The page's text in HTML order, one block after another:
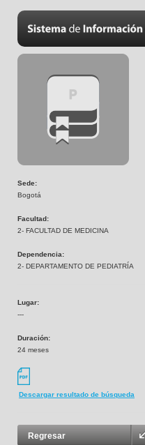
Sede:
Bogotá
Facultad:
2- FACULTAD DE MEDICINA
Dependencia:
2- DEPARTAMENTO DE PEDIATRÍA
Lugar:
---
Duración:
24 meses
Descargar resultado de búsqueda
Regresar